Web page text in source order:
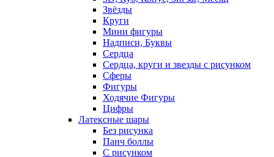
Звёзды
Круги
Мини фигуры
Надписи, Буквы
Сердца
Сердца, круги и звезды с рисунком
Сферы
Фигуры
Ходячие Фигуры
Цифры
Латексные шары
Без рисунка
Панч боллы
С рисунком